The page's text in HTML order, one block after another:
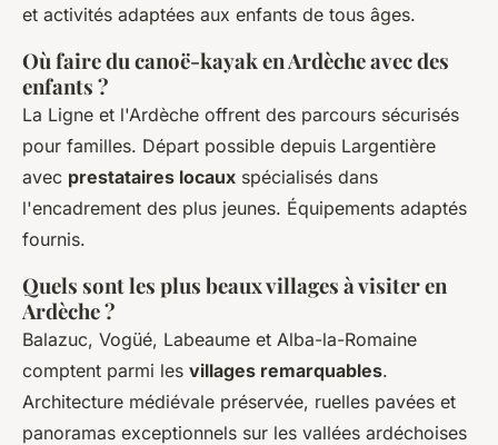
et activités adaptées aux enfants de tous âges.
Où faire du canoë-kayak en Ardèche avec des
enfants ?
La Ligne et l'Ardèche offrent des parcours sécurisés
pour familles. Départ possible depuis Largentière
avec prestataires locaux spécialisés dans
l'encadrement des plus jeunes. Équipements adaptés
fournis.
Quels sont les plus beaux villages à visiter en
Ardèche ?
Balazuc, Vogüé, Labeaume et Alba-la-Romaine
comptent parmi les villages remarquables.
Architecture médiévale préservée, ruelles pavées et
panoramas exceptionnels sur les vallées ardéchoises